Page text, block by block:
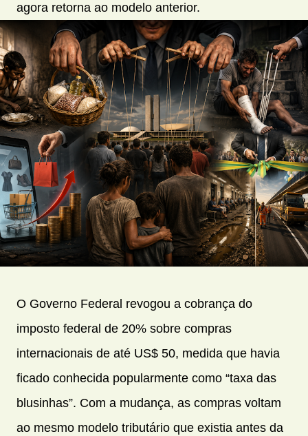
agora retorna ao modelo anterior.
O Governo Federal revogou a cobrança do
imposto federal de 20% sobre compras
internacionais de até US$ 50, medida que havia
ficado conhecida popularmente como “taxa das
blusinhas”. Com a mudança, as compras voltam
ao mesmo modelo tributário que existia antes da